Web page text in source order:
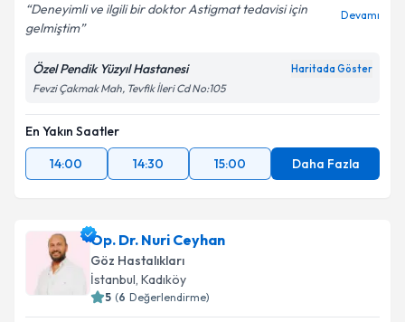
Deneyimli ve ilgili bir doktor Astigmat tedavisi için
gelmiştim
Devamı
Özel Pendik Yüzyıl Hastanesi Haritada Göster
Fevzi Çakmak Mah, Tevfik İleri Cd No:105
En Yakın Saatler
14:00
14:30 15:00 Daha Fazla
Op. Dr. Nuri Ceyhan
Göz Hastalıkları
İstanbul, Kadıköy
5 (6 Değerlendirme)